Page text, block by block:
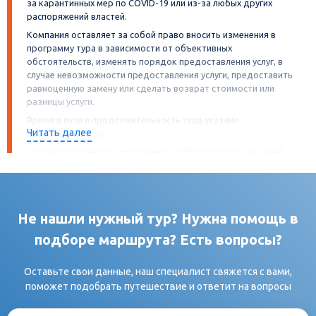
за карантинных мер по COVID-19 или из-за любых других
распоряжений властей.
Компания оставляет за собой право вносить изменения в
программу тура в зависимости от объективных
обстоятельств, изменять порядок предоставления услуг, в
случае невозможности предоставления услуги, предоставить
равноценную замену или сделать возврат стоимости или
разницы услуги.
Время в пути и продолжительность тура указано
ориентировочное.
зависимости от ограничений введённых регионом/
страной). Иностранные граждане должны иметь при
себе миграционную карту.
административных границ областей (субъектов) Российской
Федерации, за исключением границы города Москва и
Читать далее
Не нашли нужный тур? Нужна помощь в
подборе маршрута? Есть вопросы?
Оставьте свои данные, наш специалист свяжется с вами,
поможет подобрать путешествие и ответит на вопросы